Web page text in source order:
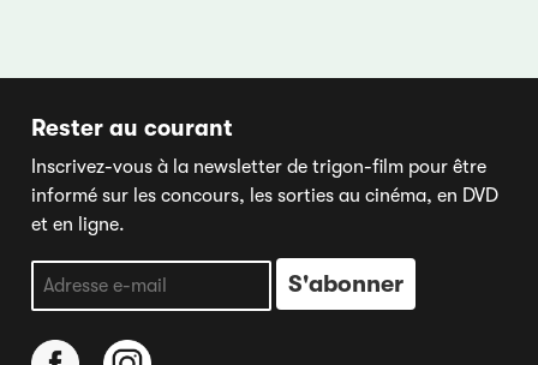
Rester au courant
Inscrivez-vous à la newsletter de trigon-film pour être
informé sur les concours, les sorties au cinéma, en DVD
et en ligne.